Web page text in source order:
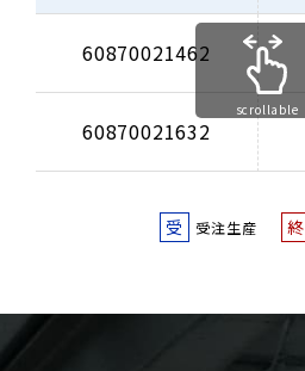
60870021462
60870021632
scrollable
受 受注生産 終